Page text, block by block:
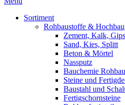
Sortiment
Rohbaustoffe & Hochbau
Zement, Kalk, Gips
Sand, Kies, Splitt
Beton & Mörtel
Nassputz
Bauchemie Rohbau
Steine und
Baustahl und
Fertigschornsteine